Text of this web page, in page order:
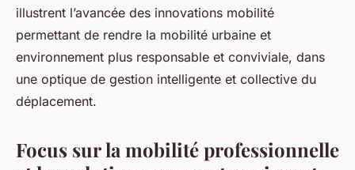
illustrent l’avancée des innovations mobilité
permettant de rendre la mobilité urbaine et
environnement plus responsable et conviviale, dans
une optique de gestion intelligente et collective du
déplacement.
Focus sur la mobilité professionnelle